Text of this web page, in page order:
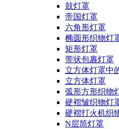
鼓灯罩
帝国灯罩
六角形灯罩
椭圆形织物灯
矩形灯罩
带状包裹灯罩
立方体灯罩中
立方体灯罩
弧形方形织物
硬褶皱织物灯
硬褶打火机织
N层筒灯罩